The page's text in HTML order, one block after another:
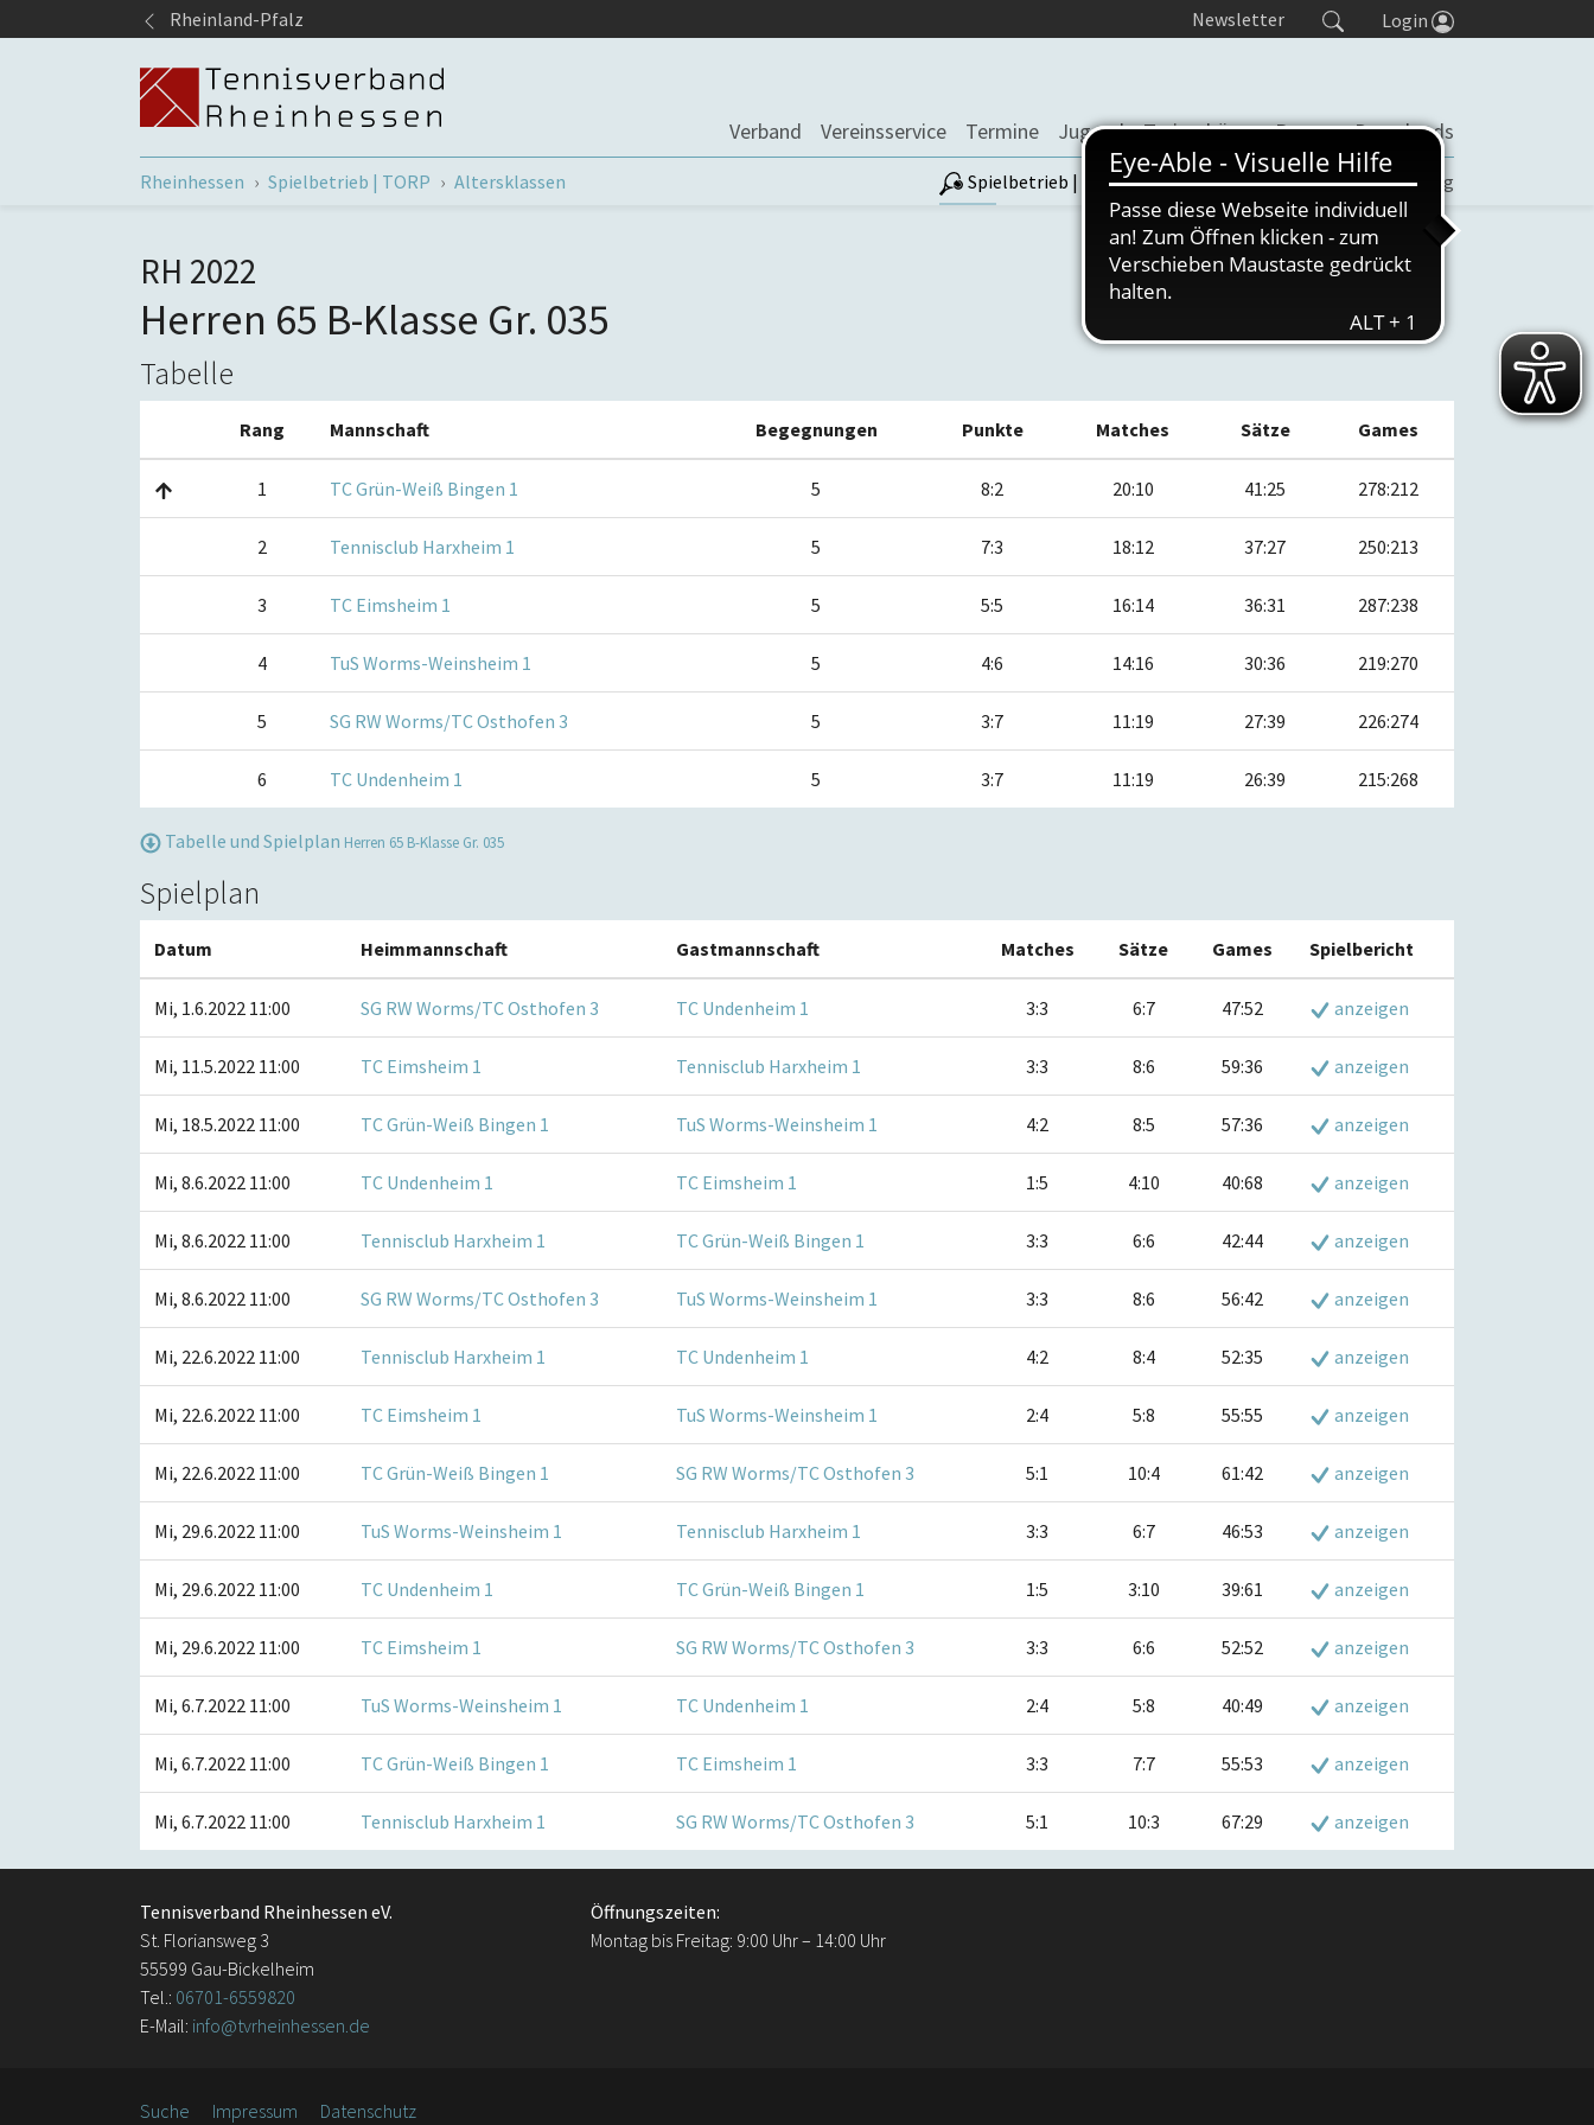
Springe zum SeiteninhaltRheinland-Pfalz Newsletter Login
Verband Vereinsservice Termine Jugend Trainerbörse Presse Downloads
Spielbetrieb | TORP Turniere Seminaranmeldung
Sie sind hier:
Rheinhessen Spielbetrieb | TORP Altersklassen
RH 2022
Herren 65 B-Klasse Gr. 035
Tabelle
Rang Mannschaft Begegnungen Punkte Matches Sätze Games
1 TC Grün-Weiß Bingen 1 5 8:2 20:10 41:25 278:212
2 Tennisclub Harxheim 1 5 7:3 18:12 37:27 250:213
3 TC Eimsheim 1 5 5:5 16:14 36:31 287:238
4 TuS Worms-Weinsheim 1 5 4:6 14:16 30:36 219:270
5 SG RW Worms/TC Osthofen 3 5 3:7 11:19 27:39 226:274
6 TC Undenheim 1 5 3:7 11:19 26:39 215:268
Tabelle und Spielplan Herren 65 B-Klasse Gr. 035
Spielplan
Datum Heimmannschaft Gastmannschaft Matches Sätze Games Spielbericht
Mi, 1.6.2022 11:00 SG RW Worms/TC Osthofen 3 TC Undenheim 1 3:3 6:7 47:52 anzeigen
Mi, 11.5.2022 11:00 TC Eimsheim 1 Tennisclub Harxheim 1 3:3 8:6 59:36 anzeigen
Mi, 18.5.2022 11:00 TC Grün-Weiß Bingen 1 TuS Worms-Weinsheim 1 4:2 8:5 57:36 anzeigen
Mi, 8.6.2022 11:00 TC Undenheim 1 TC Eimsheim 1 1:5 4:10 40:68 anzeigen
Mi, 8.6.2022 11:00 Tennisclub Harxheim 1 TC Grün-Weiß Bingen 1 3:3 6:6 42:44 anzeigen
Mi, 8.6.2022 11:00 SG RW Worms/TC Osthofen 3 TuS Worms-Weinsheim 1 3:3 8:6 56:42 anzeigen
Mi, 22.6.2022 11:00 Tennisclub Harxheim 1 TC Undenheim 1 4:2 8:4 52:35 anzeigen
Mi, 22.6.2022 11:00 TC Eimsheim 1 TuS Worms-Weinsheim 1 2:4 5:8 55:55 anzeigen
Mi, 22.6.2022 11:00 TC Grün-Weiß Bingen 1 SG RW Worms/TC Osthofen 3 5:1 10:4 61:42 anzeigen
Mi, 29.6.2022 11:00 TuS Worms-Weinsheim 1 Tennisclub Harxheim 1 3:3 6:7 46:53 anzeigen
Mi, 29.6.2022 11:00 TC Undenheim 1 TC Grün-Weiß Bingen 1 1:5 3:10 39:61 anzeigen
Mi, 29.6.2022 11:00 TC Eimsheim 1 SG RW Worms/TC Osthofen 3 3:3 6:6 52:52 anzeigen
Mi, 6.7.2022 11:00 TuS Worms-Weinsheim 1 TC Undenheim 1 2:4 5:8 40:49 anzeigen
Mi, 6.7.2022 11:00 TC Grün-Weiß Bingen 1 TC Eimsheim 1 3:3 7:7 55:53 anzeigen
Mi, 6.7.2022 11:00 Tennisclub Harxheim 1 SG RW Worms/TC Osthofen 3 5:1 10:3 67:29 anzeigen
Tennisverband Rheinhessen eV.
St. Floriansweg 3
55599 Gau-Bickelheim
Tel.: 06701-6559820
E-Mail: info@tvrheinhessen.de
Öffnungszeiten:
Montag bis Freitag: 9:00 Uhr – 14:00 Uhr
Suche Impressum Datenschutz